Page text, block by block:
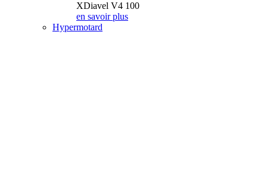
XDiavel V4 100
en savoir plus
Hypermotard